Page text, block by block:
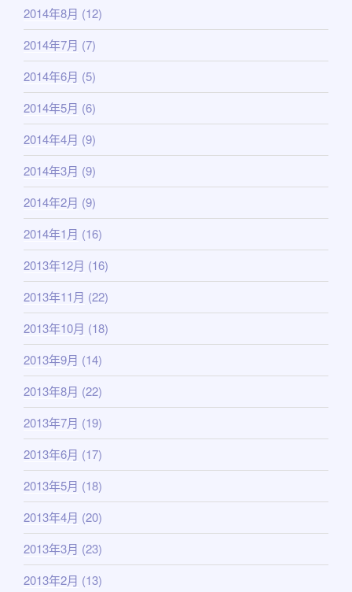
2014年8月 (12)
2014年7月 (7)
2014年6月 (5)
2014年5月 (6)
2014年4月 (9)
2014年3月 (9)
2014年2月 (9)
2014年1月 (16)
2013年12月 (16)
2013年11月 (22)
2013年10月 (18)
2013年9月 (14)
2013年8月 (22)
2013年7月 (19)
2013年6月 (17)
2013年5月 (18)
2013年4月 (20)
2013年3月 (23)
2013年2月 (13)